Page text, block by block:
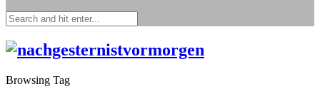
Browsing Tag